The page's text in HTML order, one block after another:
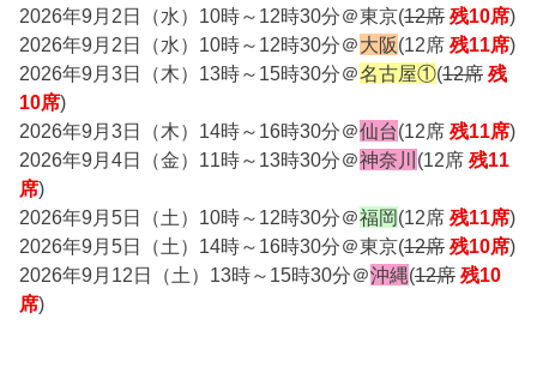
2026年9月2日（水）10時～12時30分＠東京(12席 残10席)
2026年9月2日（水）10時～12時30分＠大阪(12席 残11席)
2026年9月3日（木）13時～15時30分＠名古屋①(12席 残
10席)
2026年9月3日（木）14時～16時30分＠仙台(12席 残11席)
2026年9月4日（金）11時～13時30分＠神奈川 (12席 残11
席)
2026年9月5日（土）10時～12時30分＠福岡(12席 残11席)
2026年9月5日（土）14時～16時30分＠東京(12席 残10席)
2026年9月12日（土）13時～15時30分＠沖縄(12席 残10
席)